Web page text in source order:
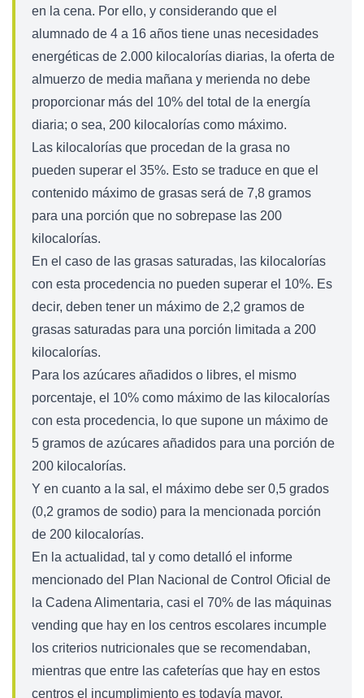
en la cena. Por ello, y considerando que el
alumnado de 4 a 16 años tiene unas necesidades
energéticas de 2.000 kilocalorías diarias, la oferta de
almuerzo de media mañana y merienda no debe
proporcionar más del 10% del total de la energía
diaria; o sea, 200 kilocalorías como máximo.
Las kilocalorías que procedan de la grasa no
pueden superar el 35%. Esto se traduce en que el
contenido máximo de grasas será de 7,8 gramos
para una porción que no sobrepase las 200
kilocalorías.
En el caso de las grasas saturadas, las kilocalorías
con esta procedencia no pueden superar el 10%. Es
decir, deben tener un máximo de 2,2 gramos de
grasas saturadas para una porción limitada a 200
kilocalorías.
Para los azúcares añadidos o libres, el mismo
porcentaje, el 10% como máximo de las kilocalorías
con esta procedencia, lo que supone un máximo de
5 gramos de azúcares añadidos para una porción de
200 kilocalorías.
Y en cuanto a la sal, el máximo debe ser 0,5 grados
(0,2 gramos de sodio) para la mencionada porción
de 200 kilocalorías.
En la actualidad, tal y como detalló el informe
mencionado del Plan Nacional de Control Oficial de
la Cadena Alimentaria, casi el 70% de las máquinas
vending que hay en los centros escolares incumple
los criterios nutricionales que se recomendaban,
mientras que entre las cafeterías que hay en estos
centros el incumplimiento es todavía mayor,